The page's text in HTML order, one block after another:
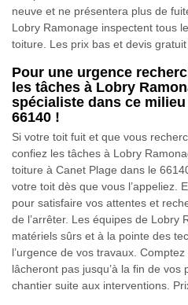
neuve et ne présentera plus de
Lobry Ramonage inspectent tous
toiture. Les prix bas et devis gratuit
Pour une urgence
les tâches à Lobry
spécialiste dans ce
66140 !
Si votre toit fuit et que vous
confiez les tâches à Lobry
toiture à Canet Plage dans le
votre toit dès que vous l’appeliez.
pour satisfaire vos attentes et
de l’arrêter. Les équipes de Lobry
matériels sûrs et à la pointe des
l’urgence de vos travaux.
lâcheront pas jusqu’à la fin de
chantier suite aux interventions.